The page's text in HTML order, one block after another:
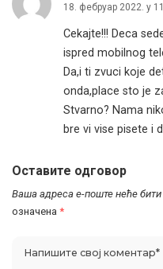
18. фебруар 2022. у
Cekajte!!! Deca
ispred mobilnog
Da,i ti zvuci koje
onda,place sto je
Stvarno? Nama
bre vi vise pisete i
Оставите одговор
Ваша адреса е-поште неће бити
означена *